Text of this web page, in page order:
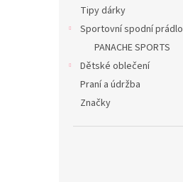
Tipy dárky
Sportovní spodní prádlo
PANACHE SPORTS
Dětské oblečení
Praní a údržba
Značky